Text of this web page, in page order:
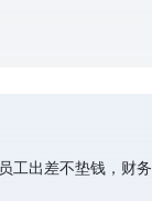
工出差不垫钱，财务